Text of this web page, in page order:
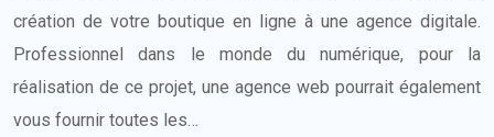
création de votre boutique en ligne à une agence digitale.
Professionnel dans le monde du numérique, pour la
réalisation de ce projet, une agence web pourrait également
vous fournir toutes les…